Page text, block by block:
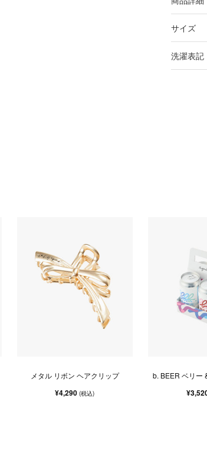
サイズ
洗濯表記
メタル リボン ヘアクリップ
¥4,290(税込)
b. BEER ベリー